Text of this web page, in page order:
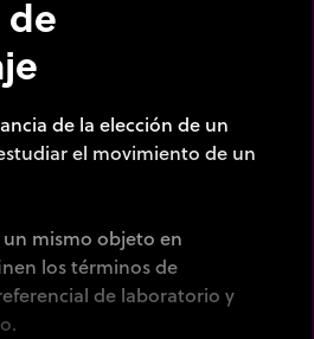
de la elección de un
el movimiento de un
mismo objeto en
los términos de
de laboratorio y